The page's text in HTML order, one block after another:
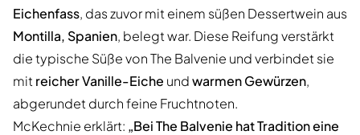
Eichenfass, das zuvor mit einem süßen Dessertwein aus
Montilla, Spanien, belegt war. Diese Reifung verstärkt
die typische Süße von The Balvenie und verbindet sie
mit reicher Vanille-Eiche undwarmen Gewürzen,
abgerundet durch feine Fruchtnoten.
McKechnie erklärt: „Bei The Balvenie hat Tradition eine